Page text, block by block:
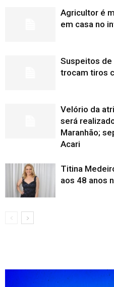
Agricultor é
em casa no
Suspeitos de
trocam tiros
Velório da
será
Maranhão;
Acari
Titina
aos 48 anos